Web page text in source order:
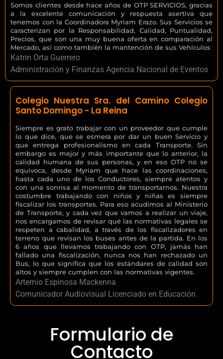
Somos clientes desde hace años de OTP SERVICIOS, gracias
a la excelente comunicación y respuesta asertiva que
tenemos con la Coordinadora Myriam Erazo. Sus Servicios se
caracterizan por la Responsabilidad, Calidad, Puntualidad,
Precios, que son una muy buena oferta en comparación al
Mercado, así como también la mantención de sus Vehículos
Katrin Orta Guerrero
Administración y Finanzas Agencia Nacional de Eventos
Colegio Nuestra Sra. del Camino Colegio
Santo Domingo - La Reina
Siempre es grato trabajar con un proveedor que cumple
lo que dice, que se esmera por dar un buen Servicio y
que entrega profesionalismo en cada Transporte. Sin
embargo es mejor y más importante que lo anterior, la
calidad humana de sus personas, y en eso OTP no se
equivoca, desde Myriam que hace las coordinaciones,
hasta cada uno de los Conductores, siempre atentos y
con una sonrisa al momento de transportarnos. Nuestra
costumbre trabajando con niños y niñas es siempre
fiscalizar los transportes. Para eso acudimos al Ministerio
de Transporte, y cada vez que vamos a realizar un viaje,
nos encargamos de revisar qué las normativas legales se
respeten a cabalidad, a través de los fiscalizadores en
terreno que revisan los buses antes de la partida. En los
6 años que llevamos trabajando con OTP, jamás han
fallado una fiscalización, nunca nos han rechazado un
Bus, lo que significa que los estándares de calidad son
altos y siempre cumplen con las normativas vigentes.
Artemio Espinosa Mackenna
Comunicador Audiovisual Licenciado en Educación
Formulario de
Contacto